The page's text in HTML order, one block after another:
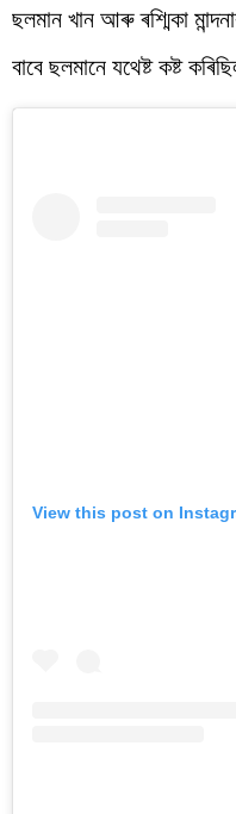
ছলমান খান আৰু ৰশ্মিকা
বাবে ছলমানে যথেষ্ট কষ্ট
View this post on